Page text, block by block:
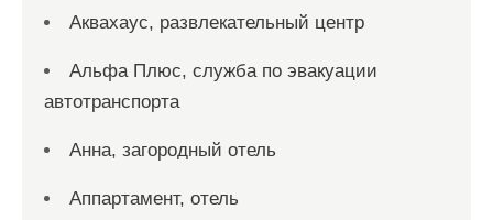
Аквахаус, развлекательный центр
Альфа Плюс, служба по эвакуации
автотранспорта
Анна, загородный отель
Аппартамент, отель